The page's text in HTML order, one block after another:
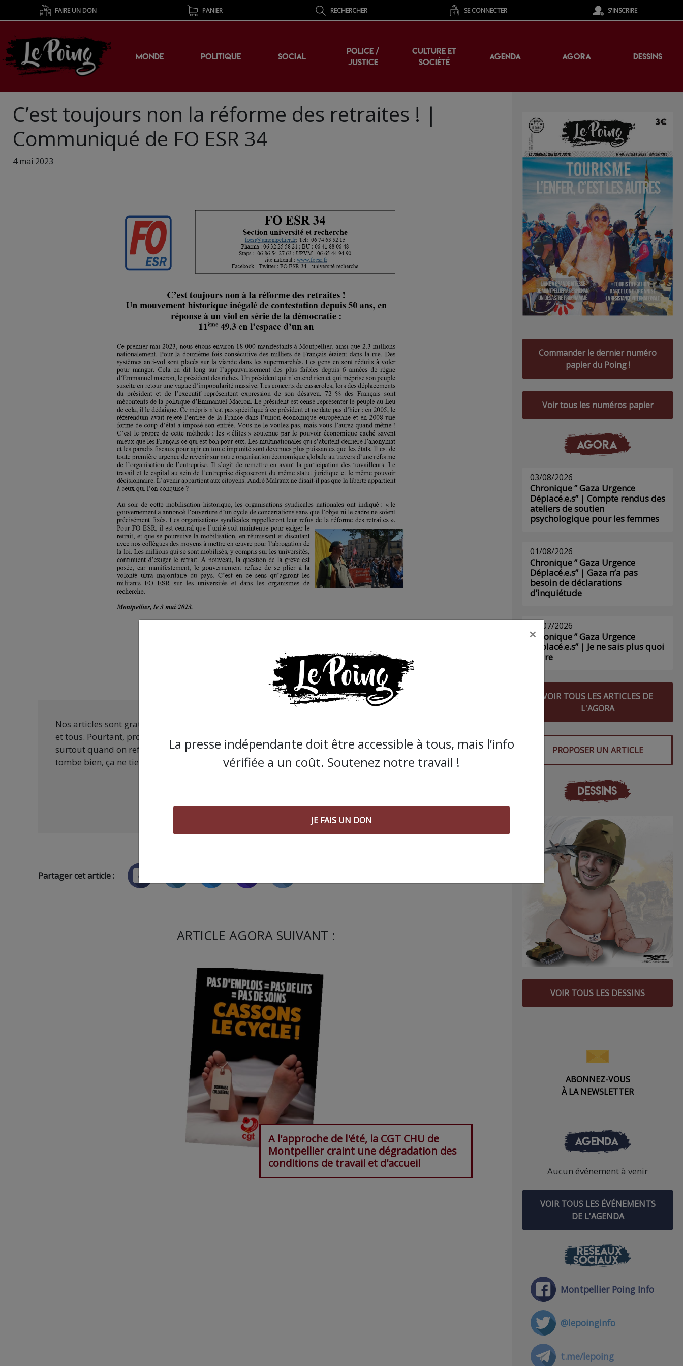
FAIRE UN DON PANIER RECHERCHER SE CONNECTER S'INSCRIRE
MONDE POLITIQUE SOCIAL
POLICE /
JUSTICE
CULTURE ET
SOCIÉTÉ
AGENDA AGORA DESSINS
C’est toujours non la réforme des retraites ! |
Communiqué de FO ESR 34
4 mai 2023
Nos articles sont gratuits car nous pensons que la presse indépendante doit être accessible à toutes
et tous. Pourtant, produire une information engagée et de qualité nécessite du temps et de l’argent,
surtout quand on refuse d’être aux ordres de Bolloré et de ses amis… Pourvu que ça dure ! Ça
tombe bien, ça ne tient qu’à vous :
Partager cet article :
ARTICLE AGORA SUIVANT :
A l'approche de l'été, la CGT CHU de
Montpellier craint une dégradation des
conditions de travail et d'accueil
Commander le dernier numéro
papier du Poing !
Voir tous les numéros papier
AGORA
03/08/2026
Chronique ” Gaza Urgence
Déplacé.e.s” | Compte rendus des
ateliers de soutien
psychologique pour les femmes
01/08/2026
Chronique ” Gaza Urgence
Déplacé.e.s” | Gaza n’a pas
besoin de déclarations
d’inquiétude
29/07/2026
Chronique ” Gaza Urgence
Déplacé.e.s” | Je ne sais plus quoi
écrire
VOIR TOUS LES ARTICLES DE
L'AGORA
PROPOSER UN ARTICLE
DESSINS
VOIR TOUS LES DESSINS
ABONNEZ-VOUS
À LA NEWSLETTER
AGENDA
Aucun événement à venir
VOIR TOUS LES ÉVÉNEMENTS
DE L'AGENDA
RÉSEAUX
SOCIAUX
Montpellier Poing Info
@lepoinginfo
t.me/lepoing
×
La presse indépendante doit être accessible à tous, mais l’info
vérifiée a un coût. Soutenez notre travail !
JE FAIS UN DON